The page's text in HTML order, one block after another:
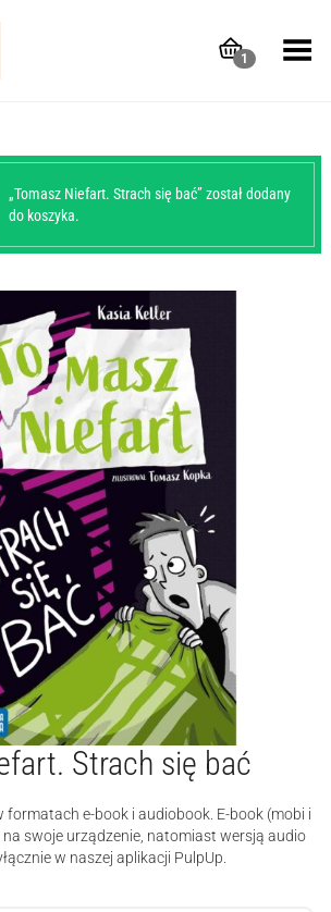
1
Toggle Menu
„Tomasz Niefart. Strach się bać” został dodany
do koszyka.
Strach się bać
formatach e-book i audiobook. E-book (mobi i
swoje urządzenie, natomiast wersją audio
w naszej aplikacji PulpUp.